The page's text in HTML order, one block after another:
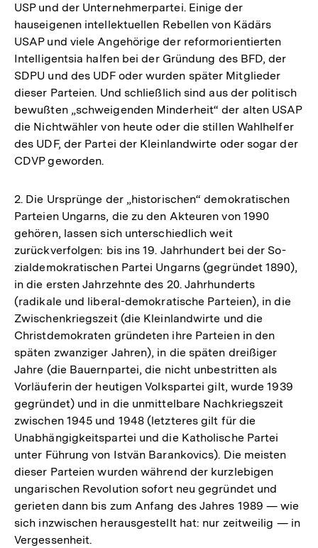
USP und der Unternehmerpartei. Einige der
hauseigenen intellektuellen Rebellen von Kädärs
USAP und viele Angehörige der reformorientierten
Intelligentsia halfen bei der Gründung des BFD, der
SDPU und des UDF oder wurden später Mitglieder
dieser Parteien. Und schließlich sind aus der politisch
bewußten „schweigenden Minderheit“ der alten USAP
die Nichtwähler von heute oder die stillen Wahlhelfer
des UDF, der Partei der Kleinlandwirte oder sogar der
CDVP geworden.
2. Die Ursprünge der „historischen“ demokratischen
Parteien Ungarns, die zu den Akteuren von 1990
gehören, lassen sich unterschiedlich weit
zurückverfolgen: bis ins 19. Jahrhundert bei der So-
zialdemokratischen Partei Ungarns (gegründet 1890),
in die ersten Jahrzehnte des 20. Jahrhunderts
(radikale und liberal-demokratische Parteien), in die
Zwischenkriegszeit (die Kleinlandwirte und die
Christdemokraten gründeten ihre Parteien in den
späten zwanziger Jahren), in die späten dreißiger
Jahre (die Bauernpartei, die nicht unbestritten als
Vorläuferin der heutigen Volkspartei gilt, wurde 1939
gegründet) und in die unmittelbare Nachkriegszeit
zwischen 1945 und 1948 (letzteres gilt für die
Unabhängigkeitspartei und die Katholische Partei
unter Führung von Istvän Barankovics). Die meisten
dieser Parteien wurden während der kurzlebigen
ungarischen Revolution sofort neu gegründet und
gerieten dann bis zum Anfang des Jahres 1989 — wie
sich inzwischen herausgestellt hat: nur zeitweilig — in
Vergessenheit.